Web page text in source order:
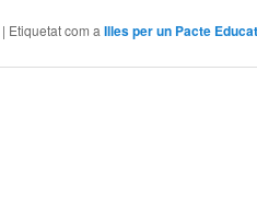
| Etiquetat com a Illes per un Pacte